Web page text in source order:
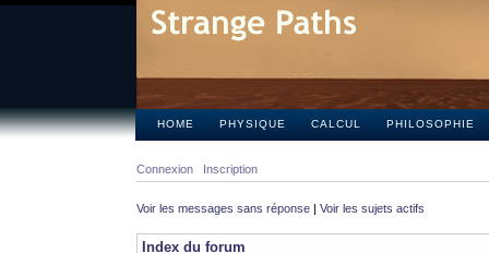
HOME PHYSIQUE CALCUL PHILOSOPHIE
Connexion Inscription
Voir les messages sans réponse | Voir les sujets actifs
Index du forum